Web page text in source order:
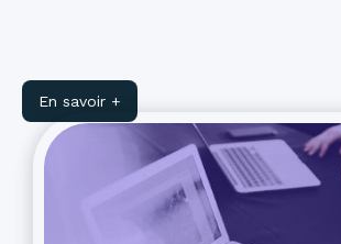
En savoir +